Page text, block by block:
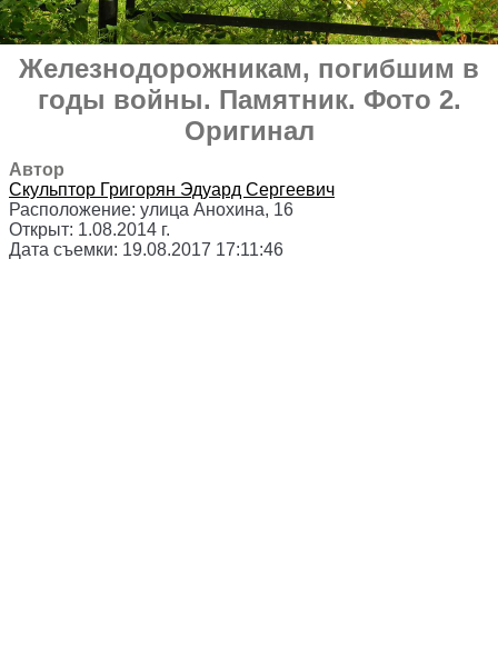
Железнодорожникам, погибшим в
годы войны. Памятник. Фото 2.
Оригинал
Автор
Скульптор Григорян Эдуард Сергеевич
Расположение: улица Анохина, 16
Открыт: 1.08.2014 г.
Дата съемки: 19.08.2017 17:11:46